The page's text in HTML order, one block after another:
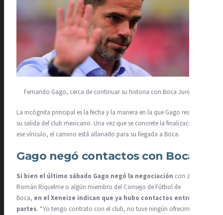
Fernando Gago, cerca de continuar su historia con Boca Juniors.
La incógnita principal es la fecha y la manera en la que Gago resolverá
su salida del club mexicano. Una vez que se concrete la finalización de
ese vínculo, el camino está allanado para su llegada a Boca.
Gago negó contactos con Boca
Si bien el último sábado Gago negó la negociación con Juan
Román Riquelme o algún miembro del Consejo de Fútbol de
Boca, en el Xeneize indican que ya hubo contactos entre las
partes. “Yo tengo contrato con el club, no tuve ningún ofrecimiento